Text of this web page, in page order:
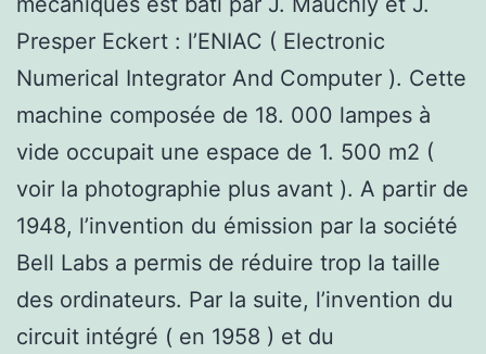
Presper Eckert : l’ENIAC ( Electronic
Numerical Integrator And Computer ). Cette
machine composée de 18. 000 lampes à
vide occupait une espace de 1. 500 m2 (
voir la photographie plus avant ). A partir de
1948, l’invention du émission par la société
Bell Labs a permis de réduire trop la taille
des ordinateurs. Par la suite, l’invention du
circuit intégré ( en 1958 ) et du